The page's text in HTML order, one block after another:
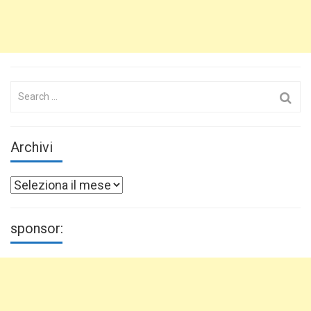
Search
Archivi
Archivi
sponsor: